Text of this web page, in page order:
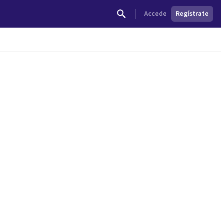
Accede Regístrate